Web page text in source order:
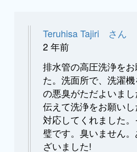
Teruhisa Tajiri さん
2 年前
排水管の高圧洗浄を
た。洗面所で、洗濯
の悪臭がただよいま
伝えて洗浄をお願い
対応してくれました
璧です。臭いません
ざいました!